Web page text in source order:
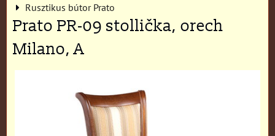
Rusztikus bútor Prato
Prato PR-09 stollička, orech
Milano, A